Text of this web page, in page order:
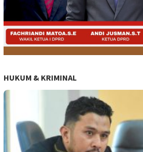
HUKUM & KRIMINAL